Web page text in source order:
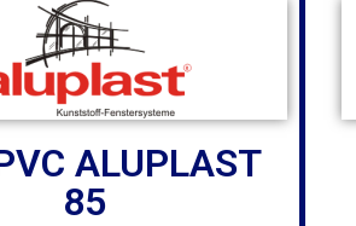
ALUPLAST
85